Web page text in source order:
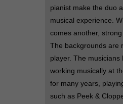
pianist make the duo
musical experience.
comes another,
The backgrounds are
player. The musicians
working musically at
for many years,
such as Peek &